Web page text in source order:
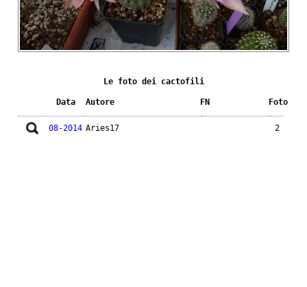
Le foto dei cactofili
Data Autore FN Foto
08-2014 Aries17 2